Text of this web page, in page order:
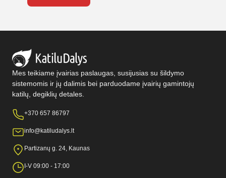
Mes teikiame įvairias paslaugas, susijusias su šildymo
sistemomis ir jų dalimis bei parduodame įvairių gamintojų
katilų, degiklių detales.
+370 657 86797
info@katiludalys.lt
Partizanų g. 24, Kaunas
I-V 09:00 - 17:00